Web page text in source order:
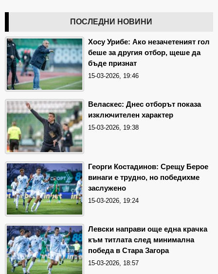
ПОСЛЕДНИ НОВИНИ
Хосу Урибе: Ако незачетеният гол
беше за другия отбор, щеше да
бъде признат
15-03-2026, 19:46
Веласкес: Днес отборът показа
изключителен характер
15-03-2026, 19:38
Георги Костадинов: Срещу Берое
винаги е трудно, но победихме
заслужено
15-03-2026, 19:24
Левски направи още една крачка
към титлата след минимална
победа в Стара Загора
15-03-2026, 18:57